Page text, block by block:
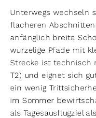
Unterwegs wechseln
flacheren
anfänglich breite
wurzelige Pfade mit
Strecke ist technisch
T2) und eignet sich
ein wenig
im Sommer
als Tagesausflugziel